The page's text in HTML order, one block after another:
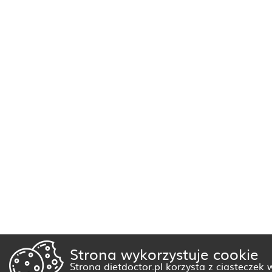
Strona wykorzystuje cookie
Strona dietdoctor.pl korzysta z ciasteczek